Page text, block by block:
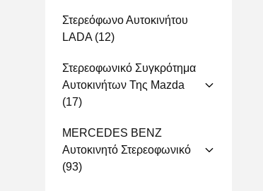
Στερεόφωνο Αυτοκινήτου
LADA(12)
Στερεοφωνικό Συγκρότημα
Αυτοκινήτων Της Mazda
(17)
MERCEDES BENZ
Αυτοκινητό Στερεοφωνικό
(93)